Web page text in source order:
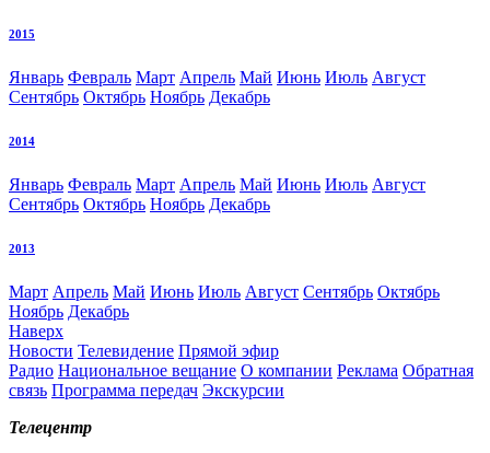
2015
Январь Февраль Март Апрель Май Июнь Июль Август
Сентябрь Октябрь Ноябрь Декабрь
2014
Январь Февраль Март Апрель Май Июнь Июль Август
Сентябрь Октябрь Ноябрь Декабрь
2013
Март Апрель Май Июнь Июль Август Сентябрь Октябрь
Ноябрь Декабрь
Наверх
Новости Телевидение Прямой эфир
Радио Национальное вещание О компании Реклама Обратная
связь Программа передач Экскурсии
Телецентр